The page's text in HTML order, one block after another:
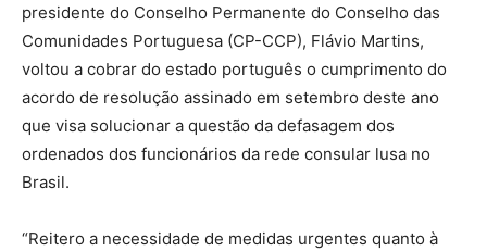
presidente do Conselho Permanente do Conselho das
Comunidades Portuguesa (CP-CCP), Flávio Martins,
voltou a cobrar do estado português o cumprimento do
acordo de resolução assinado em setembro deste ano
que visa solucionar a questão da defasagem dos
ordenados dos funcionários da rede consular lusa no
Brasil.
“Reitero a necessidade de medidas urgentes quanto à